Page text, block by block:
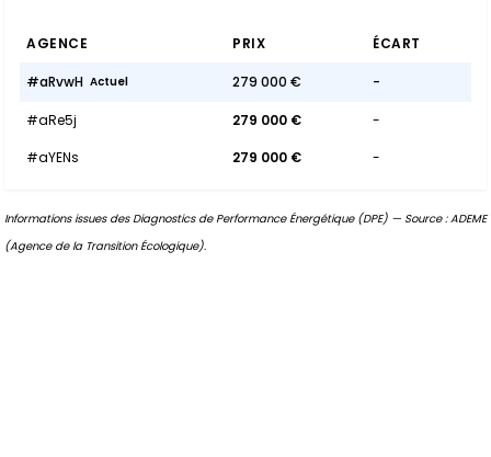
AGENCE PRIX ÉCART
#aRvwH Actuel 279 000 € -
#aRe5j 279 000 €
-
#aYENs
279 000 € -
Informations issues des Diagnostics de Performance Énergétique (DPE) — Source : ADEME
(Agence de la Transition Écologique).